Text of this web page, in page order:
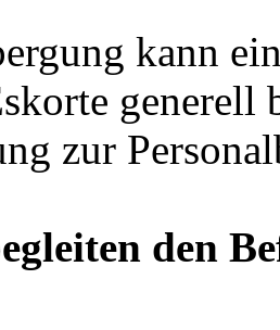
kann
generell
zur
den